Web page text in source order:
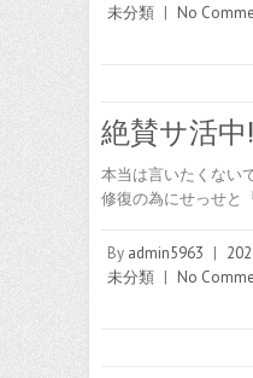
未分類 | No
絶賛サ活中
本当は言いたくない
修復の為にせっせと
By admin5963 |
未分類 | No